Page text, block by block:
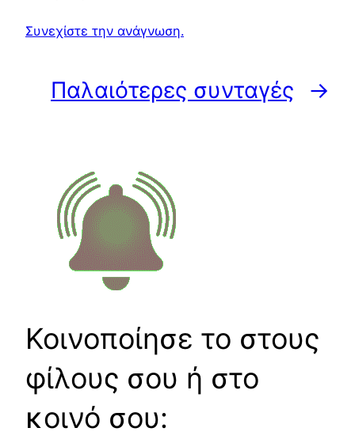
Συνεχίστε την ανάγνωση.
Παλαιότερες συνταγές →
Κοινοποίησε το στους
φίλους σου ή στο
κοινό σου: